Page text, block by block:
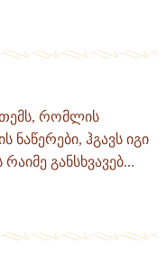
რომლის
ჰგავს იგი
განსხვავებ...